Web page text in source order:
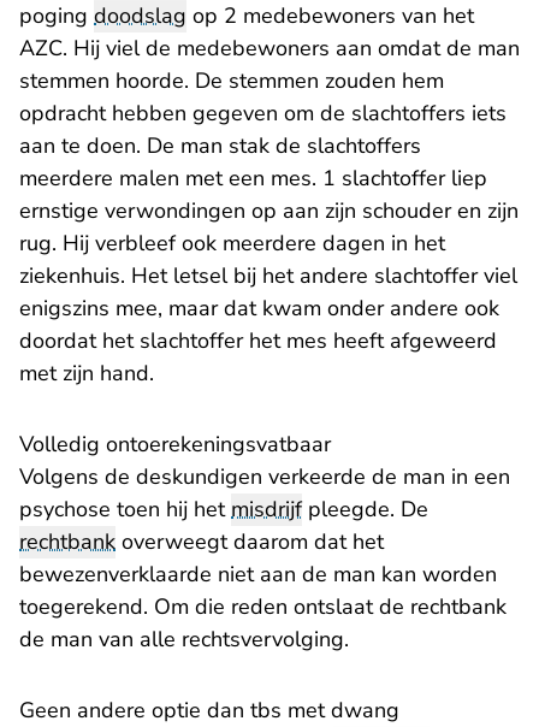
poging doodslag op 2 medebewoners van het
AZC. Hij viel de medebewoners aan omdat de man
stemmen hoorde. De stemmen zouden hem
opdracht hebben gegeven om de slachtoffers iets
aan te doen. De man stak de slachtoffers
meerdere malen met een mes. 1 slachtoffer liep
ernstige verwondingen op aan zijn schouder en zijn
rug. Hij verbleef ook meerdere dagen in het
ziekenhuis. Het letsel bij het andere slachtoffer viel
enigszins mee, maar dat kwam onder andere ook
doordat het slachtoffer het mes heeft afgeweerd
met zijn hand.
Volledig ontoerekeningsvatbaar
Volgens de deskundigen verkeerde de man in een
psychose toen hij hetmisdrijfpleegde. De
rechtbank overweegt daarom dat het
bewezenverklaarde niet aan de man kan worden
toegerekend. Om die reden ontslaat de rechtbank
de man van alle rechtsvervolging.
Geen andere optie dan tbs met dwang